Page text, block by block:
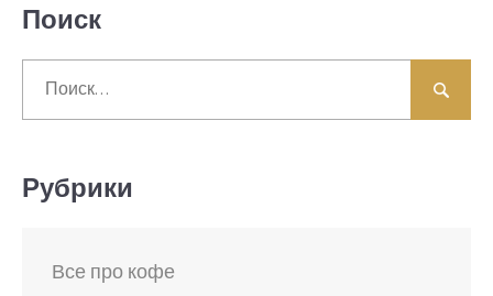
Поиск
Рубрики
Все про кофе